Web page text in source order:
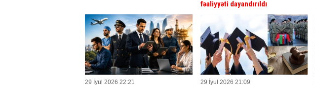
fəaliyyəti dayandırıldı
29 İyul 2026 22:21 29 İyul 2026 21:09